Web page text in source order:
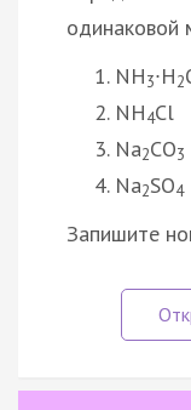
одинаковой
NH3∙H2
NH4Cl
Na2CO3
Na2SO4
Запишите